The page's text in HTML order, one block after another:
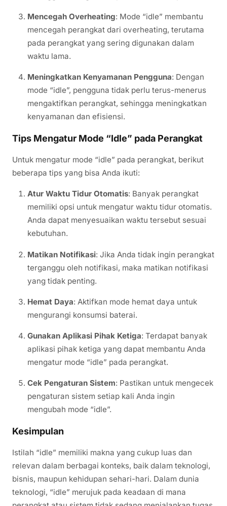
Mencegah Overheating: Mode “idle” membantu
mencegah perangkat dari overheating, terutama
pada perangkat yang sering digunakan dalam
waktu lama.
Meningkatkan Kenyamanan Pengguna: Dengan
mode “idle”, pengguna tidak perlu terus-menerus
mengaktifkan perangkat, sehingga meningkatkan
kenyamanan dan efisiensi.
Tips Mengatur Mode “Idle” pada Perangkat
Untuk mengatur mode “idle” pada perangkat, berikut
beberapa tips yang bisa Anda ikuti:
Atur Waktu Tidur Otomatis: Banyak perangkat
memiliki opsi untuk mengatur waktu tidur otomatis.
Anda dapat menyesuaikan waktu tersebut sesuai
kebutuhan.
Matikan Notifikasi: Jika Anda tidak ingin perangkat
terganggu oleh notifikasi, maka matikan notifikasi
yang tidak penting.
Hemat Daya: Aktifkan mode hemat daya untuk
mengurangi konsumsi baterai.
Gunakan Aplikasi Pihak Ketiga: Terdapat banyak
aplikasi pihak ketiga yang dapat membantu Anda
mengatur mode “idle” pada perangkat.
Cek Pengaturan Sistem: Pastikan untuk mengecek
pengaturan sistem setiap kali Anda ingin
mengubah mode “idle”.
Kesimpulan
Istilah “idle” memiliki makna yang cukup luas dan
relevan dalam berbagai konteks, baik dalam teknologi,
bisnis, maupun kehidupan sehari-hari. Dalam dunia
teknologi, “idle” merujuk pada keadaan di mana